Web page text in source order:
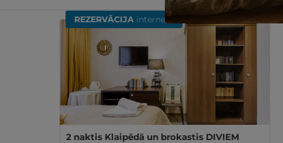
REZERVĀCIJA internetā
2 naktis Klaipēdā un brokastis DIVIEM